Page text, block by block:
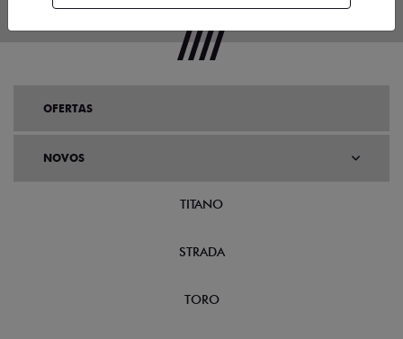
OFERTAS
NOVOS
TITANO
STRADA
TORO